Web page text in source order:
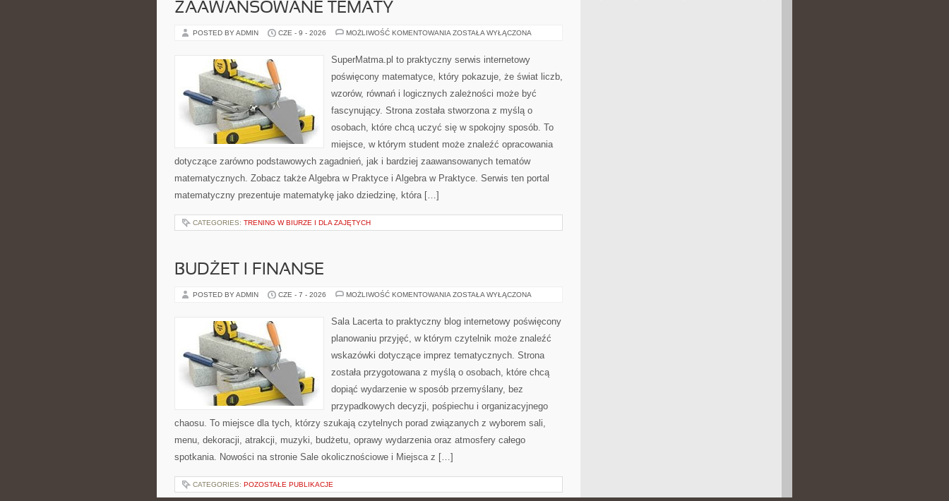
ZAAWANSOWANE TEMATY
POSTED BY ADMIN CZE - 9 - 2026 MOŻLIWOŚĆ KOMENTOWANIA ZAAWANSOWANE
ZOSTAŁA WYŁĄCZONA
SuperMatma.pl to praktyczny serwis internetowy
poświęcony matematyce, który pokazuje, że świat liczb,
wzorów, równań i logicznych zależności może być
fascynujący. Strona została stworzona z myślą o
osobach, które chcą uczyć się w spokojny sposób. To
miejsce, w którym student może znaleźć opracowania
dotyczące zarówno podstawowych zagadnień, jak i bardziej zaawansowanych tematów
matematycznych. Zobacz także Algebra w Praktyce i Algebra w Praktyce. Serwis ten portal
matematyczny prezentuje matematykę jako dziedzinę, która […]
CATEGORIES: TRENING W BIURZE I DLA ZAJĘTYCH
BUDŻET I FINANSE
POSTED BY ADMIN CZE - 7 - 2026 MOŻLIWOŚĆ KOMENTOWANIA BUDŻET
ZOSTAŁA WYŁĄCZONA
Sala Lacerta to praktyczny blog internetowy poświęcony
planowaniu przyjęć, w którym czytelnik może znaleźć
wskazówki dotyczące imprez tematycznych. Strona
została przygotowana z myślą o osobach, które chcą
dopiąć wydarzenie w sposób przemyślany, bez
przypadkowych decyzji, pośpiechu i organizacyjnego
chaosu. To miejsce dla tych, którzy szukają czytelnych porad związanych z wyborem sali,
menu, dekoracji, atrakcji, muzyki, budżetu, oprawy wydarzenia oraz atmosfery całego
spotkania. Nowości na stronie Sale okolicznościowe i Miejsca z […]
CATEGORIES: POZOSTAŁE PUBLIKACJE